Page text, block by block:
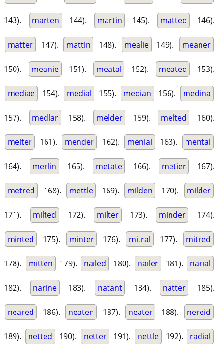
143). marten 144). martin 145). matted 146).
matter 147). mattin 148). mealie 149). meaner
150). meanie 151). meatal 152). meated 153).
mediae 154). medial 155). median 156). medina
157). medlar 158). melder 159). melted 160).
melter 161). mender 162). menial 163). mental
164). merlin 165). metate 166). metier 167).
metred 168). mettle 169). milden 170). milder
171). milted 172). milter 173). minder 174).
minted 175). minter 176). mitral 177). mitred
178). mitten 179). nailed 180). nailer 181). narial
182). narine 183). natant 184). natter 185).
neared 186). neaten 187). neater 188). nereid
189). netted 190). netter 191). nettle 192). radial